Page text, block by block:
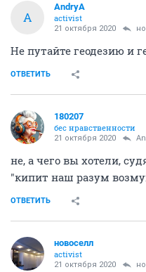
A
AndryA
activist
21 октября 2020
Не путайте геодезию и
ОТВЕТИТЬ
180207
бес нравственности
21 октября 2020
не, а чего вы хотели,
"кипит наш разум
ОТВЕТИТЬ
новоселл
activist
21 октября 2020